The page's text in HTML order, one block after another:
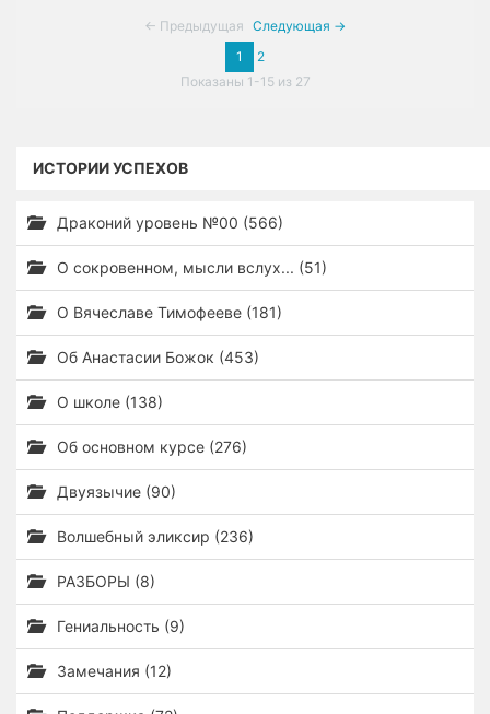
← Предыдущая Следующая →
1
2
Показаны 1-15 из 27
ИСТОРИИ УСПЕХОВ
Драконий уровень №00 (566)
О сокровенном, мысли вслух... (51)
О Вячеславе Тимофееве (181)
Об Анастасии Божок (453)
О школе (138)
Об основном курсе (276)
Двуязычие (90)
Волшебный эликсир (236)
РАЗБОРЫ (8)
Гениальность (9)
Замечания (12)